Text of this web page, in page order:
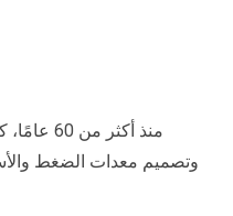
وتصميم معدات الضغط